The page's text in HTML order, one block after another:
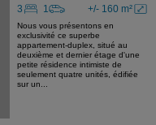
+/- 160 m²
3 1
Nous vous présentons en
exclusivité ce superbe
appartement-duplex, situé au
deuxième et dernier étage d'une
petite résidence intimiste de
seulement quatre unités, édifiée
sur un...